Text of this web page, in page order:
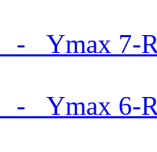
- Ymax 7-
- Ymax 6-